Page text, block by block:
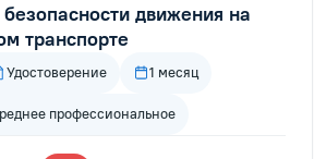
движения на
транспорте
Удостоверение 1 месяц
профессиональное